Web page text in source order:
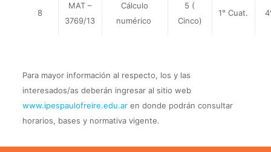
8
MAT –
3769/13
Cálculo
numérico
5 (
Cinco)
1° Cuat.
Para mayor información al respecto, los y las
interesados/as deberán ingresar al sitio web
www.ipespaulofreire.edu.aren donde podrán consultar
horarios, bases y normativa vigente.